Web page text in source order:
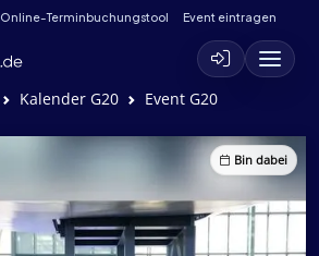
Online-Terminbuchungstool Event eintragen
Kalender G20 Event G20
Bin dabei